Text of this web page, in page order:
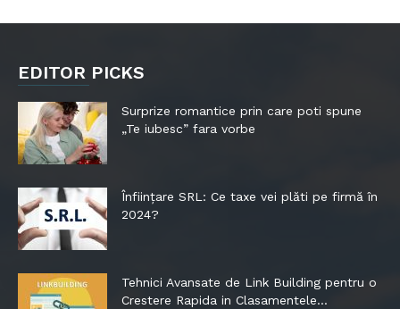
EDITOR PICKS
Surprize romantice prin care poti spune
„Te iubesc” fara vorbe
Înființare SRL: Ce taxe vei plăti pe firmă în
2024?
Tehnici Avansate de Link Building pentru o
Crestere Rapida in Clasamentele...